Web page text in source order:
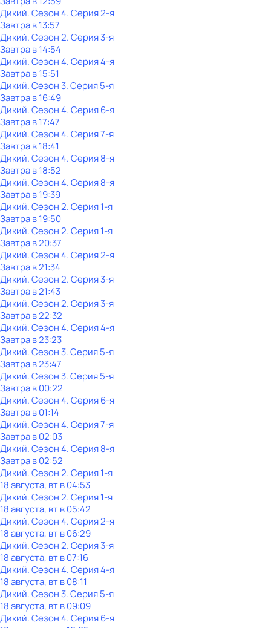
Дикий. Сезон 4. Серия 2-я
Завтра в 13:57
Дикий. Сезон 2. Серия 3-я
Завтра в 14:54
Дикий. Сезон 4. Серия 4-я
Завтра в 15:51
Дикий. Сезон 3. Серия 5-я
Завтра в 16:49
Дикий. Сезон 4. Серия 6-я
Завтра в 17:47
Дикий. Сезон 4. Серия 7-я
Завтра в 18:41
Дикий. Сезон 4. Серия 8-я
Завтра в 18:52
Дикий. Сезон 4. Серия 8-я
Завтра в 19:39
Дикий. Сезон 2. Серия 1-я
Завтра в 19:50
Дикий. Сезон 2. Серия 1-я
Завтра в 20:37
Дикий. Сезон 4. Серия 2-я
Завтра в 21:34
Дикий. Сезон 2. Серия 3-я
Завтра в 21:43
Дикий. Сезон 2. Серия 3-я
Завтра в 22:32
Дикий. Сезон 4. Серия 4-я
Завтра в 23:23
Дикий. Сезон 3. Серия 5-я
Завтра в 23:47
Дикий. Сезон 3. Серия 5-я
Завтра в 00:22
Дикий. Сезон 4. Серия 6-я
Завтра в 01:14
Дикий. Сезон 4. Серия 7-я
Завтра в 02:03
Дикий. Сезон 4. Серия 8-я
Завтра в 02:52
Дикий. Сезон 2. Серия 1-я
18 августа, вт в 04:53
Дикий. Сезон 2. Серия 1-я
18 августа, вт в 05:42
Дикий. Сезон 4. Серия 2-я
18 августа, вт в 06:29
Дикий. Сезон 2. Серия 3-я
18 августа, вт в 07:16
Дикий. Сезон 4. Серия 4-я
18 августа, вт в 08:11
Дикий. Сезон 3. Серия 5-я
18 августа, вт в 09:09
Дикий. Сезон 4. Серия 6-я